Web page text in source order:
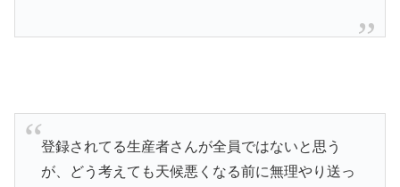
登録されてる生産者さんが全員ではないと思う
が、どう考えても天候悪くなる前に無理やり送っ